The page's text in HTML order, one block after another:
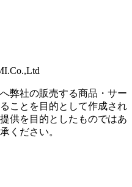
弊社の販売する商品・サー
ことを目的として作成され
供を目的としたものではあ
ください。